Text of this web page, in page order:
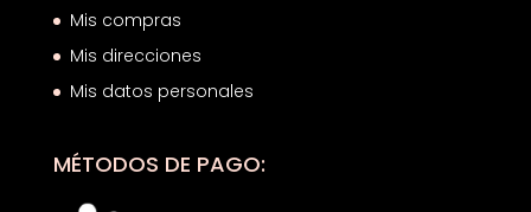
Mis compras
Mis direcciones
Mis datos personales
MÉTODOS DE PAGO: